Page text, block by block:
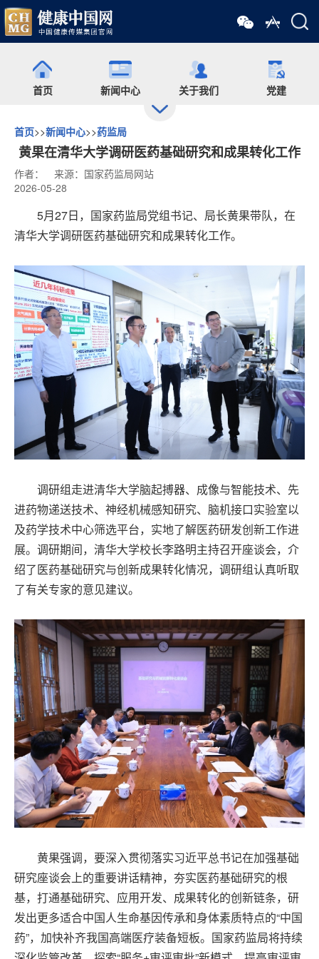
首页 新闻中心 关于我们 党建
出版 食药网 培训 会展
药师在线
微信矩阵
首页>>新闻中心>>药监局
黄果在清华大学调研医药基础研究和成果转化工作
作者：
来源：国家药监局网站
2026-05-28
5月27日，国家药监局党组书记、局长黄果带队，在
清华大学调研医药基础研究和成果转化工作。
调研组走进清华大学脑起搏器、成像与智能技术、先
进药物递送技术、神经机械感知研究、脑机接口实验室以
及药学技术中心筛选平台，实地了解医药研发创新工作进
展。调研期间，清华大学校长李路明主持召开座谈会，介
绍了医药基础研究与创新成果转化情况，调研组认真听取
了有关专家的意见建议。
黄果强调，要深入贯彻落实习近平总书记在加强基础
研究座谈会上的重要讲话精神，夯实医药基础研究的根
基，打通基础研究、应用开发、成果转化的创新链条，研
发出更多适合中国人生命基因传承和身体素质特点的“中国
药”，加快补齐我国高端医疗装备短板。国家药监局将持续